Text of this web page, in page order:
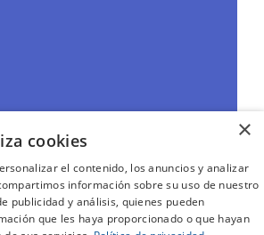
×
cookies
el contenido, los anuncios y analizar
información sobre su uso de nuestro
publicidad y análisis, quienes pueden
que les haya proporcionado o que hayan